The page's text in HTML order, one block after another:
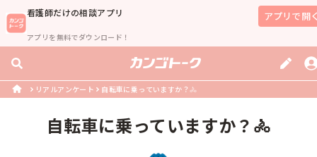
看護師だけの相談アプリ
アプリを無料でダウンロード！
アプリで開
リアルアンケート 自転車に乗っていますか？🚴
自転車に乗っていますか？🚴